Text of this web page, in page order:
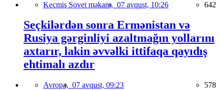
Keçmiş Sovet məkanı, 07 avqust, 10:26 642
Seçkilərdən sonra Ermənistan və
Rusiya gərginliyi azaltmağın yollarını
axtarır, lakin əvvəlki ittifaqa qayıdış
ehtimalı azdır
Avropa, 07 avqust, 09:23 578